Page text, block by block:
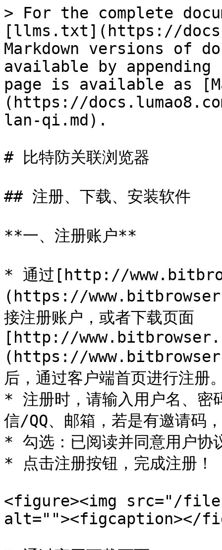
> For the complete
[llms.txt](https://
Markdown versions of
available by
page is available as
(https://
lan-qi.md).
# 比特防关联浏览器
## 注册、下载、安装软件
**一、注册账户**
* 通过[http://
(https://
接注册账户，或者下载页面
[http://
(https://
后，通过客户端首页进行注册
* 注册时，请输入用户名、密
信/QQ、邮箱，若是有邀请码
* 勾选：已阅读并同意用户协
* 点击注册按钮，完成注册！
<figure><img src="/files/
alt=""><figcaption></